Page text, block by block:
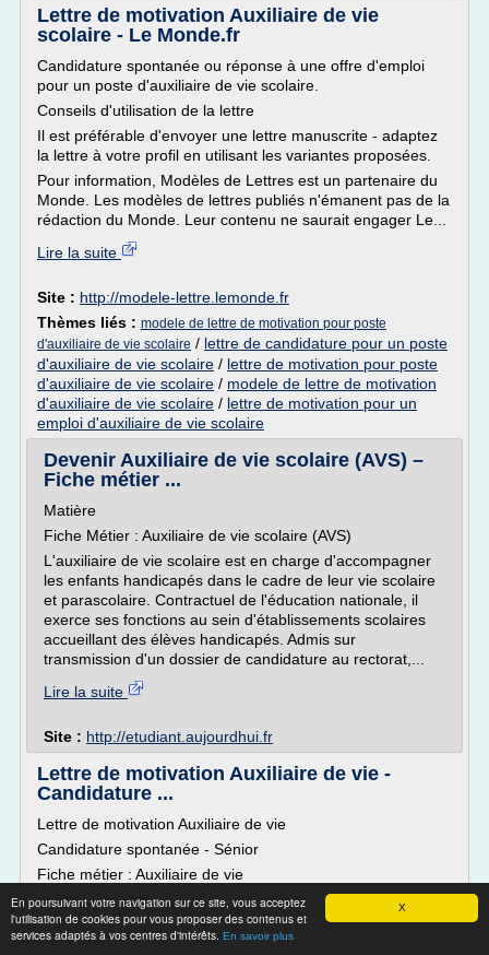
X
En poursuivant votre navigation sur ce site, vous acceptez
l'utilisation de cookies pour vous proposer des contenus et
services adaptés à vos centres d'intérêts. En savoir plus
Lettre de motivation Auxiliaire de vie
scolaire - Le Monde.fr
Candidature spontanée ou réponse à une offre d'emploi
pour un poste d'auxiliaire de vie scolaire.
Conseils d'utilisation de la lettre
Il est préférable d'envoyer une lettre manuscrite - adaptez
la lettre à votre profil en utilisant les variantes proposées.
Pour information, Modèles de Lettres est un partenaire du
Monde. Les modèles de lettres publiés n'émanent pas de la
rédaction du Monde. Leur contenu ne saurait engager Le...
Lire la suite
Site : http://modele-lettre.lemonde.fr
Thèmes liés : modele de lettre de motivation pour poste
d'auxiliaire de vie scolaire / lettre de candidature pour un poste
d'auxiliaire de vie scolaire / lettre de motivation pour poste
d'auxiliaire de vie scolaire / modele de lettre de motivation
d'auxiliaire de vie scolaire / lettre de motivation pour un
emploi d'auxiliaire de vie scolaire
Devenir Auxiliaire de vie scolaire (AVS) –
Fiche métier ...
Matière
Fiche Métier : Auxiliaire de vie scolaire (AVS)
L'auxiliaire de vie scolaire est en charge d'accompagner
les enfants handicapés dans le cadre de leur vie scolaire
et parascolaire. Contractuel de l'éducation nationale, il
exerce ses fonctions au sein d'établissements scolaires
accueillant des élèves handicapés. Admis sur
transmission d'un dossier de candidature au rectorat,...
Lire la suite
Site : http://etudiant.aujourdhui.fr
Lettre de motivation Auxiliaire de vie -
Candidature ...
Lettre de motivation Auxiliaire de vie
Candidature spontanée - Sénior
Fiche métier : Auxiliaire de vie
Le métier d'auxiliaire de vie consiste à accompagner des
personnes à mobilités réduites ou souffrantes de différents
types d'handicaps, mais aussi des personnes âgées, des